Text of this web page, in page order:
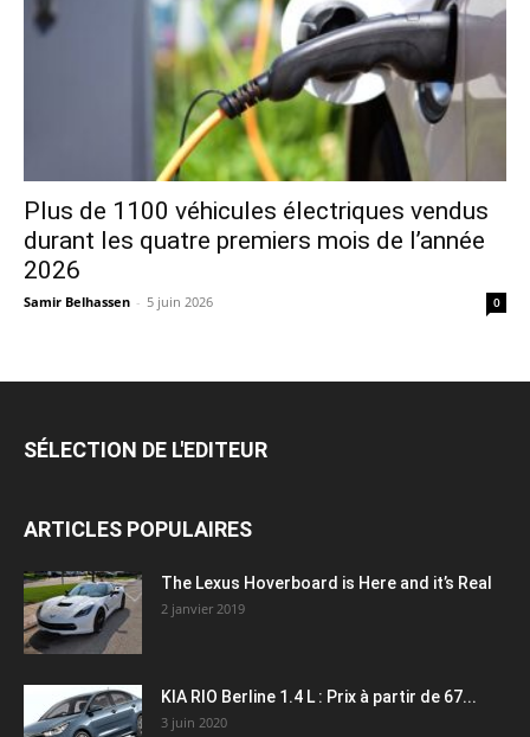
Plus de 1100 véhicules électriques vendus
durant les quatre premiers mois de l’année
2026
Samir Belhassen - 5 juin 2026 0
SÉLECTION DE L'EDITEUR
ARTICLES POPULAIRES
The Lexus Hoverboard is Here and it’s Real
2 janvier 2019
KIA RIO Berline 1.4 L : Prix à partir de 67...
3 juin 2020